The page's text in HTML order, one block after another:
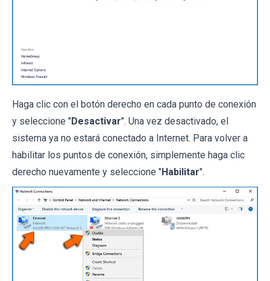
Haga clic con el botón derecho en cada punto de conexión
y seleccione "Desactivar". Una vez desactivado, el
sistema ya no estará conectado a Internet. Para volver a
habilitar los puntos de conexión, simplemente haga clic
derecho nuevamente y seleccione "Habilitar".